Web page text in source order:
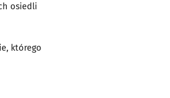
osiedli
którego